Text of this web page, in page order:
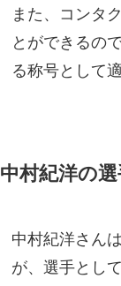
また、コンタ
とができるの
る称号として
中村紀洋の
中村紀洋さん
が、選手とし